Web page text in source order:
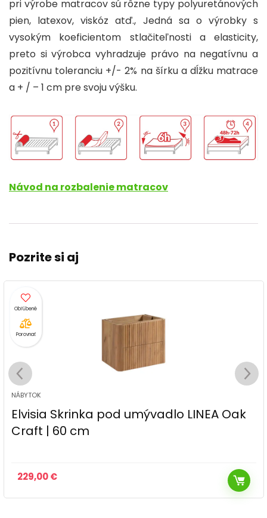
pri výrobe matracov sú rôzne typy polyuretánových
pien, latexov, viskóz atď., Jedná sa o výrobky s
vysokým koeficientom stlačiteľnosti a elasticity,
preto si výrobca vyhradzuje právo na negatívnu a
pozitívnu toleranciu +/- 2% na šírku a dĺžku matrace
a + / – 1 cm pre svoju výšku.
Návod na rozbalenie matracov
Pozrite si aj
Porovnať
NÁBYTOK
Elvisia Skrinka pod umývadlo LINEA Oak
Craft | 60 cm
229,00€